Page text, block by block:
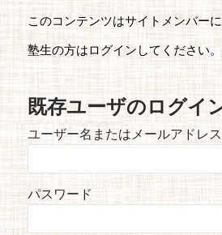
このコンテンツはサイトメンバー
塾生の方はログインしてください
既存ユーザのログイ
ユーザー名またはメールアドレス
パスワード